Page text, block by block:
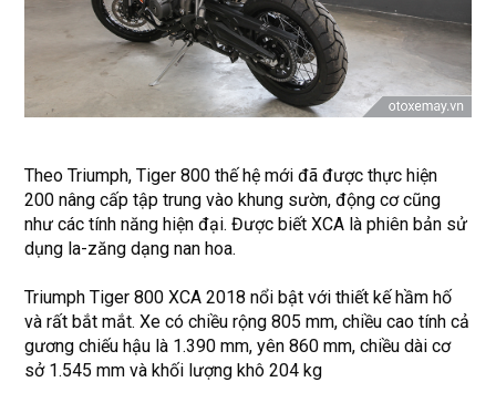
Theo Triumph, Tiger 800 thế hệ mới đã được thực hiện
200 nâng cấp tập trung vào khung sườn, động cơ cũng
như các tính năng hiện đại. Được biết XCA là phiên bản sử
dụng la-zăng dạng nan hoa.
Triumph Tiger 800 XCA 2018 nổi bật với thiết kế hầm hố
và rất bắt mắt. Xe có chiều rộng 805 mm, chiều cao tính cả
gương chiếu hậu là 1.390 mm, yên 860 mm, chiều dài cơ
sở 1.545 mm và khối lượng khô 204 kg